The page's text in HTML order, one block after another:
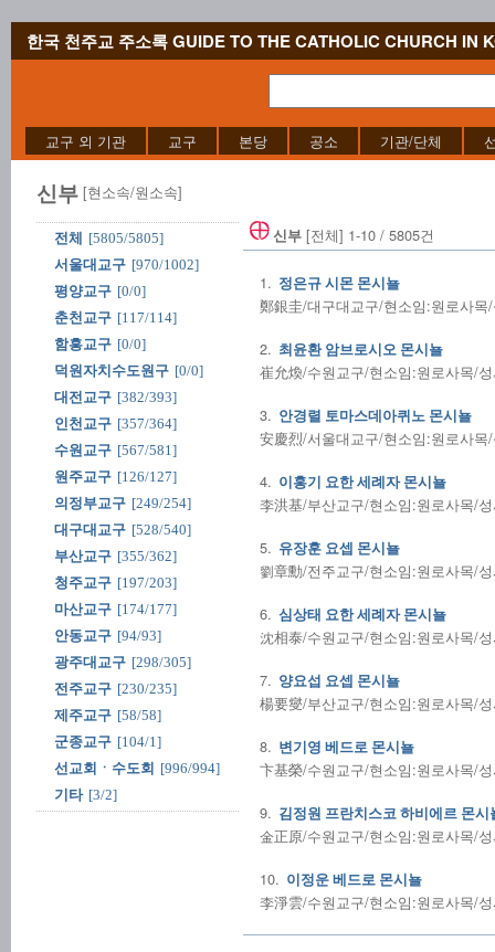
한국 천주교 주소록 GUIDE TO THE CATHOLIC CHURCH IN
교구 외 기관 교구 본당 공소 기관/단체
신부 [현소속/원소속]
전체
[5805/5805]
서울대교구 [970/1002]
평양교구 [0/0]
춘천교구 [117/114]
함흥교구 [0/0]
덕원자치수도원구 [0/0]
대전교구 [382/393]
인천교구 [357/364]
수원교구 [567/581]
원주교구 [126/127]
의정부교구 [249/254]
대구대교구 [528/540]
부산교구 [355/362]
청주교구 [197/203]
마산교구 [174/177]
안동교구 [94/93]
광주대교구 [298/305]
전주교구 [230/235]
제주교구 [58/58]
군종교구 [104/1]
선교회ㆍ수도회 [996/994]
기타 [3/2]
신부 [전체] 1-10 / 5805건
1. 정은규 시몬 몬시뇰
鄭銀圭/대구대교구/현소임:원로사
2. 최윤환 암브로시오 몬시뇰
崔允煥/수원교구/현소임:원로사목/
3. 안경렬 토마스데아퀴노 몬시뇰
安慶烈/서울대교구/현소임:원로사
4. 이홍기 요한 세례자 몬시뇰
李洪基/부산교구/현소임:원로사목/
5. 유장훈 요셉 몬시뇰
劉章勳/전주교구/현소임:원로사목/
6. 심상태 요한 세례자 몬시뇰
沈相泰/수원교구/현소임:원로사목/
7. 양요섭 요셉 몬시뇰
楊要燮/부산교구/현소임:원로사목/
8. 변기영 베드로 몬시뇰
卞基榮/수원교구/현소임:원로사목/
9. 김정원 프란치스코 하비에르 몬시
金正原/수원교구/현소임:원로사목/
10. 이정운 베드로 몬시뇰
李淨雲/수원교구/현소임:원로사목/